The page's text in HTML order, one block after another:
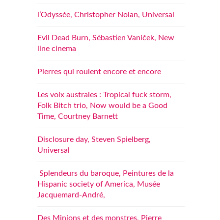
l’Odyssée, Christopher Nolan, Universal
Evil Dead Burn, Sébastien Vaniček, New
line cinema
Pierres qui roulent encore et encore
Les voix australes : Tropical fuck storm,
Folk Bitch trio, Now would be a Good
Time, Courtney Barnett
Disclosure day, Steven Spielberg,
Universal
Splendeurs du baroque, Peintures de la
Hispanic society of America, Musée
Jacquemard-André,
Des Minions et des monstres, Pierre